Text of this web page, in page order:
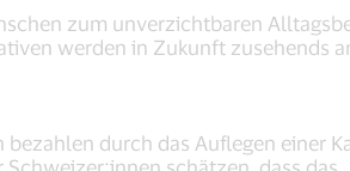
zum unverzichtbaren
werden in Zukunft zusehends
durch das Auflegen einer
schätzen, dass das